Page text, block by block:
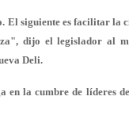
El siguiente es facilitar
dijo el legislador al
Deli.
en la cumbre de líderes